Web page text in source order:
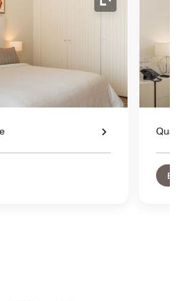
Ícone de